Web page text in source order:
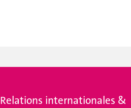
Relations internationales &